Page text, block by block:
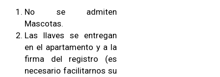
No se admiten
Mascotas.
Las llaves se entregan
en el apartamento y a la
firma del registro (es
necesario facilitarnos su